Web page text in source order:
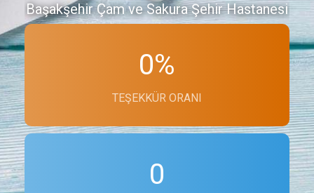
Başakşehir Çam ve Sakura Şehir Hastanesi
0%
TEŞEKKÜR ORANI
0